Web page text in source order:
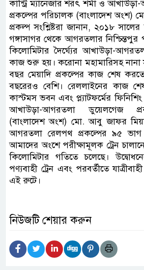
কান্ট্রি ম্যানেজার শরৎ শর্মা ও
প্রকল্পের পরিচালক (বাংলাদেশ অংশ)
প্রকল্প সংশ্লিষ্টরা জানান, ২০১৮
গঙ্গাসাগর থেকে আগরতলার নিশ্চিন্তপুর
কিলোমিটার দৈর্ঘ্যের আখাউড়া-
কাজ শুরু হয়। করোনা মহামারিসহ নানা
বছর মেয়াদি প্রকল্পের কাজ শেষ
বছরেরও বেশি। রেললাইনের কাজ
কাস্টমস ভবন এবং প্ল্যাটফর্মের
আখাউড়া-আগরতলা ডুয়েলগেজ
(বাংলাদেশ অংশ) মো. আবু জাফর
আগরতলা রেলপথ প্রকল্পের ৯৫ ভাগ
আমাদের অংশে পরীক্ষামূলক ট্রেন
কিলোমিটার গতিতে চলেছে।
পণ্যবাহী ট্রেন এবং পরবর্তীতে
এই রুটে।
নিউজটি শেয়ার করুন